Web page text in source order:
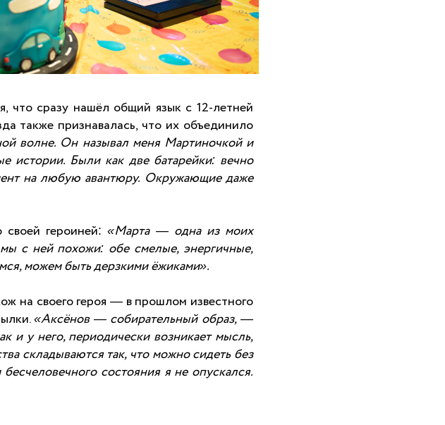
что сразу нашёл общий язык с 12-летней
также признавалась, что их объединило
волне. Он называл меня Мартиночкой и
истории. Были как две батарейки: вечно
на любую авантюру. Окружающие даже
своей героиней:«Марта —одна из моих
с ней похожи: обе смелые, энергичные,
можем быть дерзкими ёжиками».
на своего героя — в прошлом известного
«Аксёнов— собирательный образ,—
и у него, периодически возникает мысль,
складываются так, что можно сидеть без
состояния я не опускался.